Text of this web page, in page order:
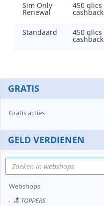
Sim Only
Renewal
450 qlics
cashback
Standaard 450 qlics
cashback
GRATIS
Gratis acties
GELD VERDIENEN
Webshops
🔝 TOPPERS